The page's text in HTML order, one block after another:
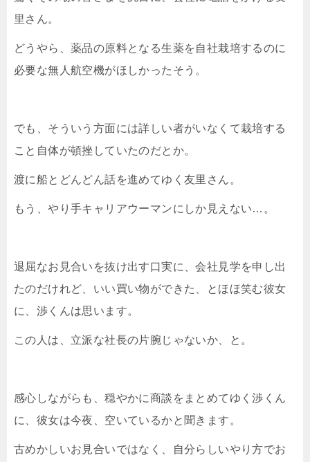
里さん。
どうやら、薬品の原料となる生薬を自社栽培するのに
必要な無人航空機がほしかったそう。
でも、そういう方面には詳しい者がいなくて栽培する
こと自体が頓挫していたのだとか。
渡に船とどんどん話を進めてゆく友里さん。
もう、やり手キャリアウーマンにしか見えない…。
退屈なお見合いを抜け出す口実に、会社見学を申し出
たのだけれど、いい買い物ができた、とほほ笑む彼女
に、渉くんは思います。
この人は、立派な社長の片腕じゃないか、と。
感心しながらも、穏やかに商談をまとめてゆく渉くん
に、彼女は今夜、空いているかと聞きます。
古めかしいお見合いではなく、自分らしいやり方でお